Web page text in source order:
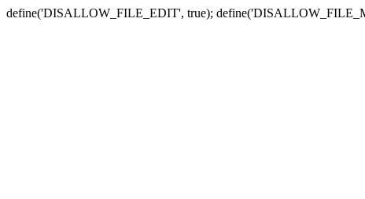
define('DISALLOW_FILE_EDIT', true);